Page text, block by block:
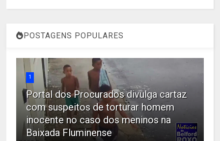
POSTAGENS POPULARES
1
Portal dos Procurados divulga cartaz
com suspeitos de torturar homem
inocente no caso dos meninos na
Baixada Fluminense